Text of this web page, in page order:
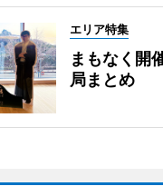
エリア特集
まもなく開
局まとめ